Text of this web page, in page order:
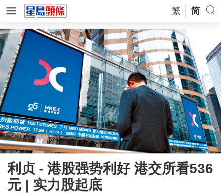
繁 简
利贞 - 港股强势利好 港交所看536
元 | 实力股起底